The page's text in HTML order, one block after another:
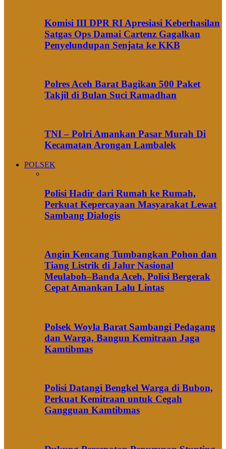
Komisi III DPR RI Apresiasi Keberhasilan
Satgas Ops Damai Cartenz Gagalkan
Penyelundupan Senjata ke KKB
Polres Aceh Barat Bagikan 500 Paket
Takjil di Bulan Suci Ramadhan
TNI – Polri Amankan Pasar Murah Di
Kecamatan Arongan Lambalek
POLSEK
Polisi Hadir dari Rumah ke Rumah,
Perkuat Kepercayaan Masyarakat Lewat
Sambang Dialogis
Angin Kencang Tumbangkan Pohon dan
Tiang Listrik di Jalur Nasional
Meulaboh–Banda Aceh, Polisi Bergerak
Cepat Amankan Lalu Lintas
Polsek Woyla Barat Sambangi Pedagang
dan Warga, Bangun Kemitraan Jaga
Kamtibmas
Polisi Datangi Bengkel Warga di Bubon,
Perkuat Kemitraan untuk Cegah
Gangguan Kamtibmas